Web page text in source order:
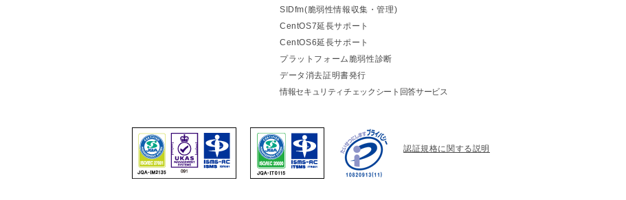
SIDfm(脆弱性情報収集・管理)
CentOS7延長サポート
CentOS6延長サポート
プラットフォーム脆弱性診断
データ消去証明書発行
情報セキュリティチェックシート回答サービス
認証規格に関する説明